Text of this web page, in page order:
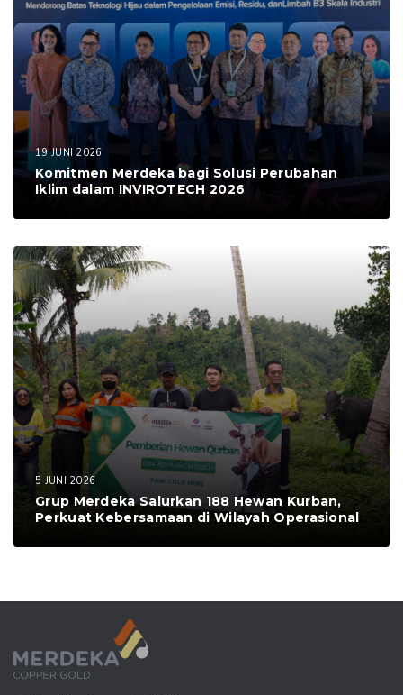
19 JUNI 2026
Komitmen Merdeka bagi Solusi Perubahan
Iklim dalam INVIROTECH 2026
5 JUNI 2026
Grup Merdeka Salurkan 188 Hewan Kurban,
Perkuat Kebersamaan di Wilayah Operasional